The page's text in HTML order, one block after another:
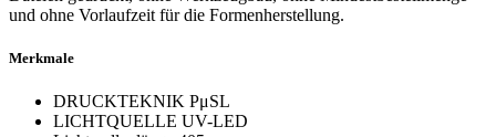
und ohne Vorlaufzeit für die Formenherstellung.
Merkmale
DRUCKTEKNIK PμSL
LICHTQUELLE UV-LED